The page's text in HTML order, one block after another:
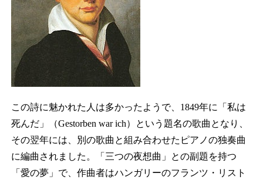
この詩に魅かれた人は多かったようで、1849年に「私は
死んだ」（Gestorben war ich）という題名の歌曲となり、
その翌年には、別の歌曲と組み合わせたピアノの独奏曲
に編曲されました。「三つの夜想曲」との副題を持つ
「愛の夢」で、作曲者はハンガリーのフランツ・リスト